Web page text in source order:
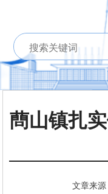
蔄山镇扎
文章来